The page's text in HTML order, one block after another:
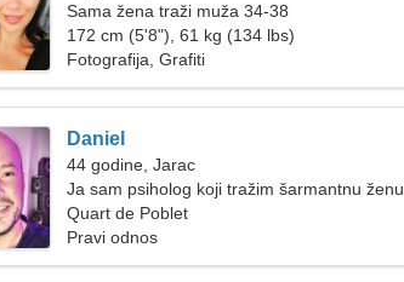
Sama žena traži muža 34-38
172 cm (5'8"), 61 kg (134 lbs)
Fotografija, Grafiti
Daniel
44 godine, Jarac
Ja sam psiholog koji tražim šarmantnu ženu
Quart de Poblet
Pravi odnos